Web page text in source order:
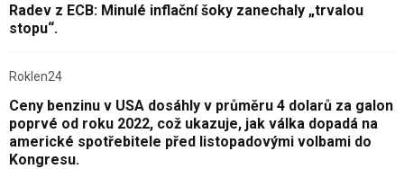
Radev z ECB: Minulé inflační šoky zanechaly „trvalou
stopu“.
Roklen24
Ceny benzinu v USA dosáhly v průměru 4 dolarů za galon
poprvé od roku 2022, což ukazuje, jak válka dopadá na
americké spotřebitele před listopadovými volbami do
Kongresu.